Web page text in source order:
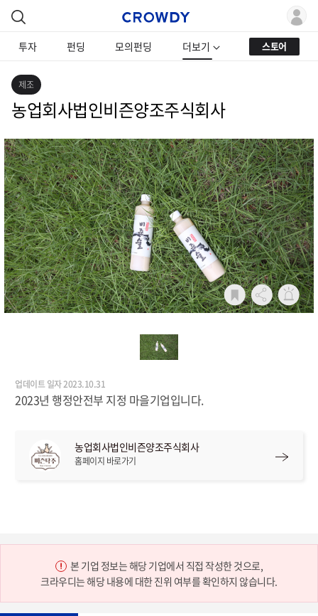
투자 펀딩 모의펀딩 더보기 스토어
제조
농업회사법인비즌양조주식회사
업데이트 일자 2023.10.31
2023년 행정안전부 지정 마을기업입니다.
농업회사법인비즌양조주식회사
홈페이지 바로가기
본 기업 정보는 해당 기업에서 직접 작성한 것으로,
크라우디는 해당 내용에 대한 진위 여부를 확인하지 않습니다.